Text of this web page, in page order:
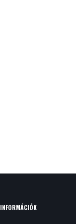
INFORMÁCIÓK